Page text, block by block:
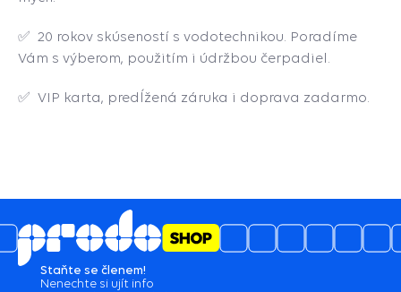
✅ 20 rokov skúseností s vodotechnikou. Poradíme
Vám s výberom, použitím i údržbou čerpadiel.
✅ VIP karta, predĺžená záruka i doprava zadarmo.
Staňte se členem!
Nenechte si ujít info